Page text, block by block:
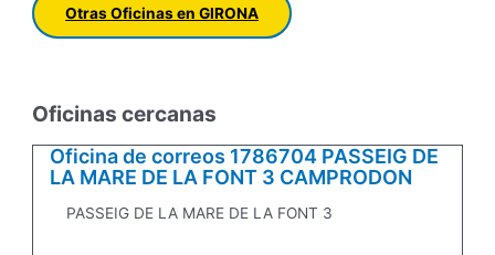
Otras Oficinas en GIRONA
Oficinas cercanas
Oficina de correos 1786704 PASSEIG DE
LA MARE DE LA FONT 3 CAMPRODON
PASSEIG DE LA MARE DE LA FONT 3